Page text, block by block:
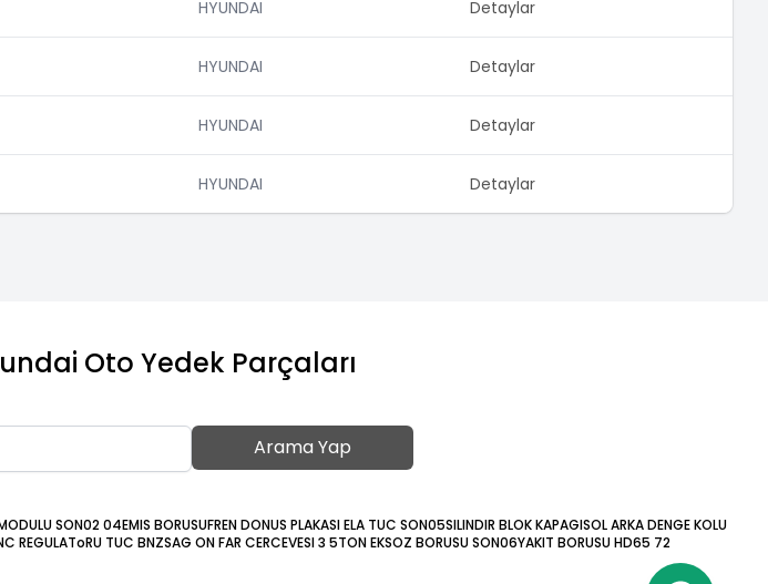
HYUNDAI Detaylar
HYUNDAI Detaylar
HYUNDAI Detaylar
HYUNDAI Detaylar
Oto Yedek Parçaları
Arama Yap
SON02 04EMIS BORUSUFREN DONUS PLAKASI ELA TUC SON05SILINDIR BLOK KAPAGISOL ARKA DENGE KOLU
REGULAToRU TUC BNZSAG ON FAR CERCEVESI 3 5TON EKSOZ BORUSU SON06YAKIT BORUSU HD65 72